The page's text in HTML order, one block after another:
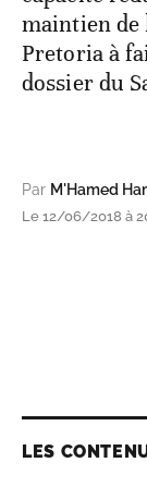
maintien de
Pretoria à
dossier du
Par M'Hamed
Le 12/06/2018 à
LES